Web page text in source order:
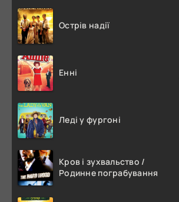
Острів надії
Енні
Леді у фургоні
Кров і зухвальство /
Родинне пограбування